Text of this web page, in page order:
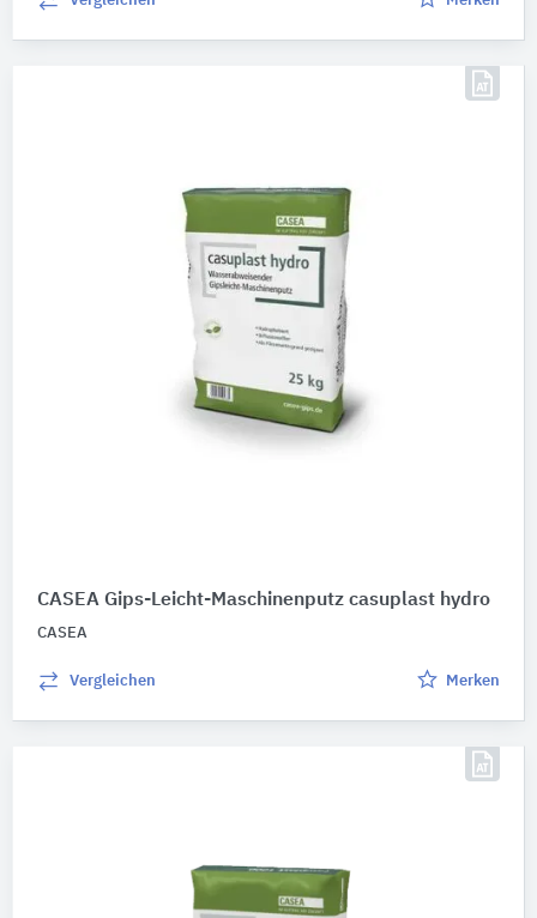
CASEA Gips-Leicht-Maschinenputz casuplast hydro
CASEA
Vergleichen Merken